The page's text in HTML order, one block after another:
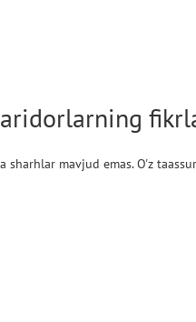
sharhlar mavjud emas. O'z